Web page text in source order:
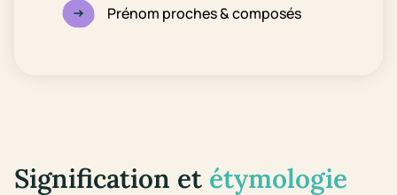
Prénom proches & composés
Signification et étymologie